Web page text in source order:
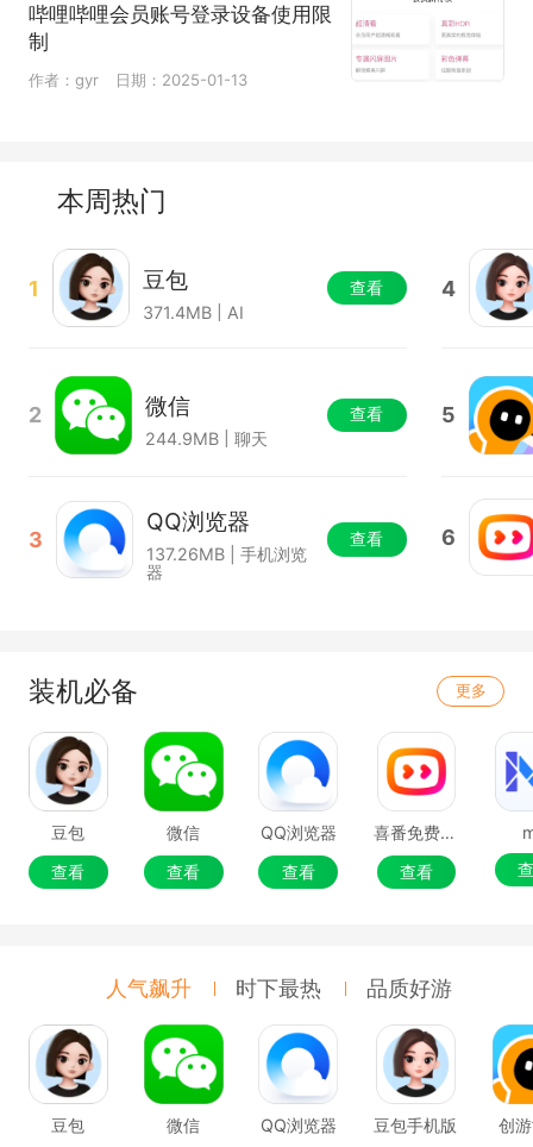
哔哩哔哩会员账号登录设备使用限
制
作者：gyr 日期：2025-01-13
本周热门
1 豆包
371.4MB | AI
查看
2 微信
244.9MB | 聊天
查看
3
QQ浏览器
137.26MB | 手机浏览
器
查看
4
5
6
装机必备 更多
豆包
查看
微信
查看
QQ浏览器
查看
喜番免费短剧
查看
人气飙升 时下最热 品质好游
豆包 微信 QQ浏览器 豆包手机版 创